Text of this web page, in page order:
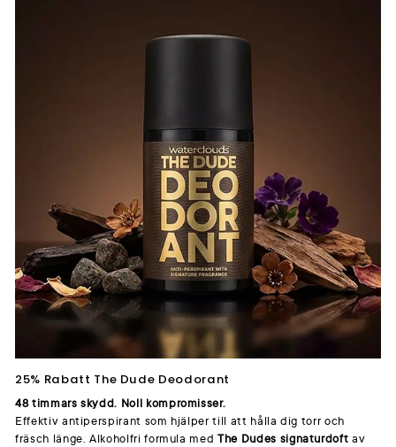
25% Rabatt The Dude Deodorant
48 timmars skydd. Noll kompromisser.
Effektiv antiperspirant som hjälper till att hålla dig torr och
fräsch länge. Alkoholfri formula medThe Dudes signaturdoft av